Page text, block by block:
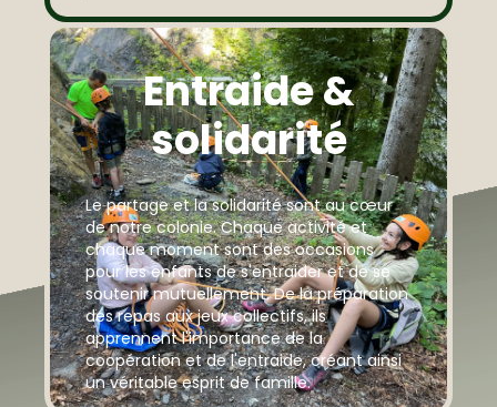
Entraide &
solidarité
Le partage et la solidarité sont au cœur
de notre colonie. Chaque activité et
chaque moment sont des occasions
pour les enfants de s'entraider et de se
soutenir mutuellement. De la préparation
des repas aux jeux collectifs, ils
apprennent l'importance de la
coopération et de l'entraide, créant ainsi
un véritable esprit de famille.